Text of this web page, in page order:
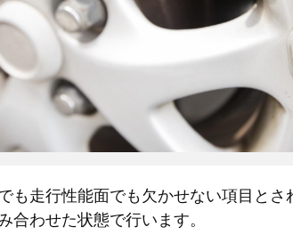
も走行性能面でも欠かせない項目とさ
わせた状態で行います。